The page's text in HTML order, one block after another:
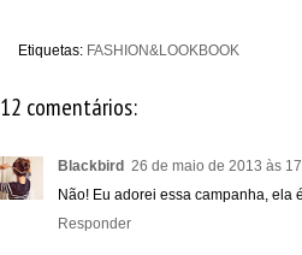
Etiquetas: FASHION&LOOKBOOK
12 comentários:
Blackbird 26 de maio de 2013 às
Não! Eu adorei essa campanha, ela
Responder